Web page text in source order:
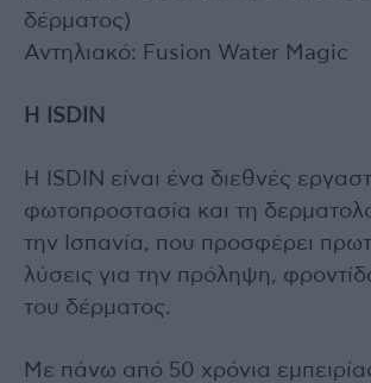
δέρματος)
Αντηλιακό: Fusion Water Magic
H ISDIN
Η ISDIN είναι ένα διεθνές
φωτοπροστασία και τη
την Ισπανία, που προσφέρει
λύσεις για την πρόληψη,
του δέρματος.
Με πάνω από 50 χρόνια